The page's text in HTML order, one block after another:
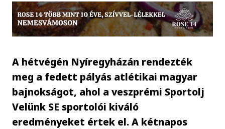
A hétvégén Nyíregyházán rendezték
meg a fedett pályás atlétikai magyar
bajnokságot, ahol a veszprémi Sportolj
Velünk SE sportolói kiváló
eredményeket értek el. A kétnapos